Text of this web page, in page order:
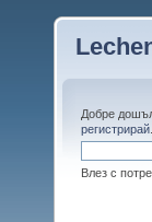
Добре
регистрирай
Влез с